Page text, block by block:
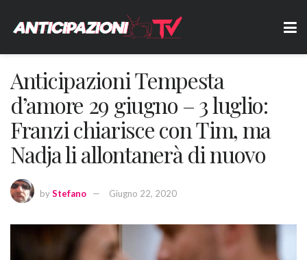
Anticipazioni Tempesta
d’amore 29 giugno – 3 luglio:
Franzi chiarisce con Tim, ma
Nadja li allontanerà di nuovo
byStefano Giugno 22, 2020